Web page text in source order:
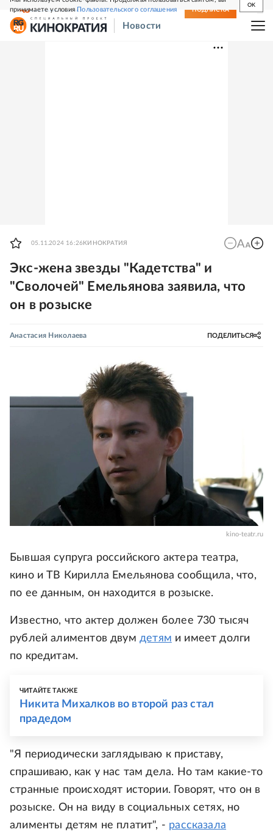
принимаете условияПользовательского соглашения
OK
СВЕЖИЙ НОМЕР ПОДПИСКА
Новости
05.11.2024 16:26 КИНОКРАТИЯ
Экс-жена звезды "Кадетства" и
"Сволочей" Емельянова заявила, что
он в розыске
Анастасия Николаева ПОДЕЛИТЬСЯ
kino-teatr.ru
Бывшая супруга российского актера театра,
кино и ТВ Кирилла Емельянова сообщила, что,
по ее данным, он находится в розыске.
Известно, что актер должен более 730 тысяч
рублей алиментов двум детям и имеет долги
по кредитам.
ЧИТАЙТЕ ТАКЖЕ
Никита Михалков во второй раз стал
прадедом
"Я периодически заглядываю к приставу,
спрашиваю, как у нас там дела. Но там какие-то
странные происходят истории. Говорят, что он в
розыске. Он на виду в социальных сетях, но
алименты детям не платит", - рассказала